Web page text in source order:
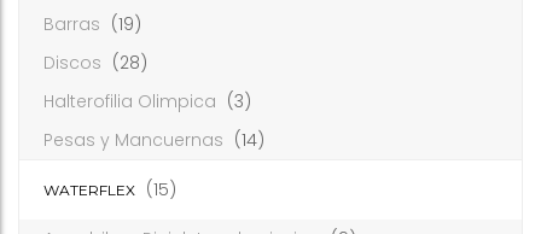
Barras (19)
Discos (28)
Halterofilia Olimpica (3)
Pesas y Mancuernas (14)
WATERFLEX (15)